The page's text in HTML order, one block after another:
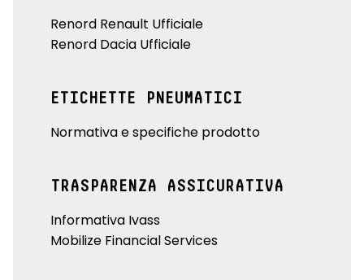
Renord Renault Ufficiale
Renord Dacia Ufficiale
ETICHETTE PNEUMATICI
Normativa e specifiche prodotto
TRASPARENZA ASSICURATIVA
Informativa Ivass
Mobilize Financial Services